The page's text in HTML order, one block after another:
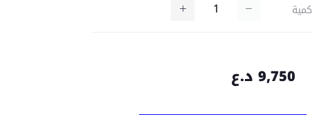
كمية
9,750 د.ع